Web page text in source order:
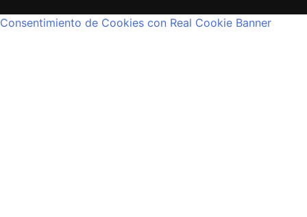
Consentimiento de Cookies con Real Cookie Banner